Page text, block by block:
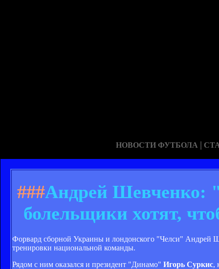
НОВОСТИ ФУТБОЛА |
###Андрей Шевченко:
болельщики хотят,
Форвард сборной Украины и лондонского "Челси" Андрей
тренировки национальной команды.
Рядом с ним оказался и президент "Динамо" Игорь Суркис,